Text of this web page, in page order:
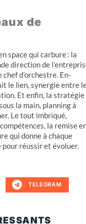
de
space qui carbure : la
direction de
d’orchestre. En-
le lien, synergie entre
Et enfin, la stratégie
la main, planning à
Le tout imbriqué,
la remise
qui donne à chaque
pour réussir et évoluer.
TELEGRAM